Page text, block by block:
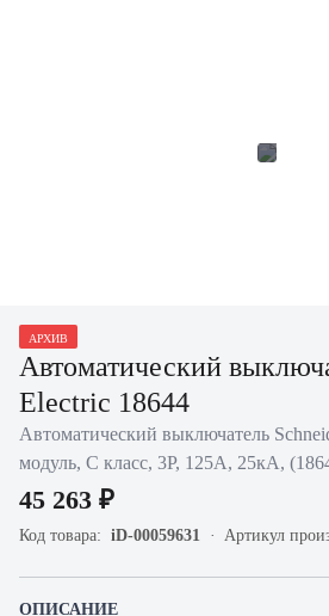
АРХИВ
Автоматический
Electric 18644
Автоматический выключатель
модуль, C класс, 3P, 125А, 25кА,
45 263 ₽
Код товара: iD-00059631 Артикул
ОПИСАНИЕ